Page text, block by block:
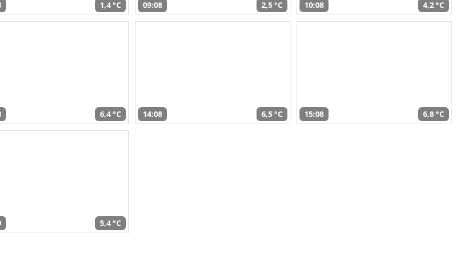
1,4 °C 09:08 2,5 °C 10:08 4,2 °C
6,4 °C 14:08 6,5 °C 15:08 6,8 °C
5,4 °C